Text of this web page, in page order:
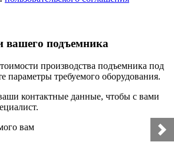
вашего подъемника
производства подъемника под
параметры требуемого оборудования.
контактные данные, чтобы с вами
вам